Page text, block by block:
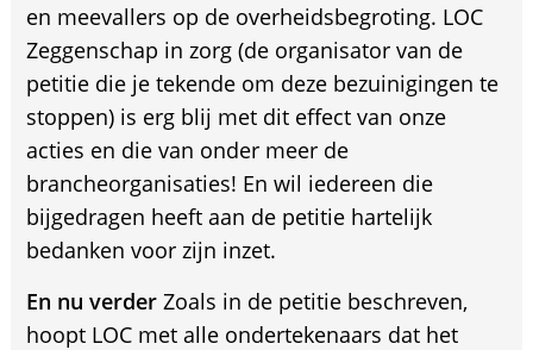
en meevallers op de overheidsbegroting. LOC
Zeggenschap in zorg (de organisator van de
petitie die je tekende om deze bezuinigingen te
stoppen) is erg blij met dit effect van onze
acties en die van onder meer de
brancheorganisaties! En wil iedereen die
bijgedragen heeft aan de petitie hartelijk
bedanken voor zijn inzet.
En nu verderZoals in de petitie beschreven,
hoopt LOC met alle ondertekenaars dat het